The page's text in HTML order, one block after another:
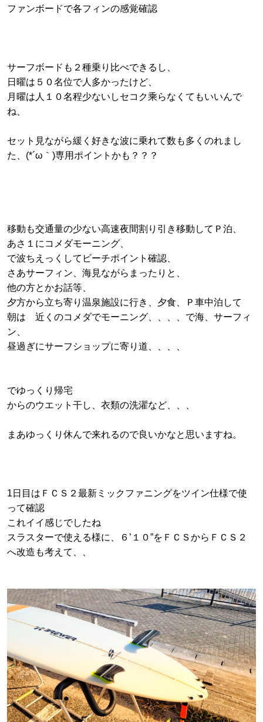
ファンボードで各フィンの感覚確認
サーフボードも２種乗り比べできるし、
日曜は５０名位で人多かったけど、
月曜は人１０名程少ないしセコク乘らなくてもいいんで
ね、
セット見ながら緩く好きな波に乗れて数も多くのれまし
た、(*´ω｀)専用ポイントかも？？？
移動も交通量の少ない高速夜間割り引き移動してＰ泊、
あさ１にコメダモーニング、
で波ちえっくしてビーチポイント確認、
さあサーフィン、海見ながらまったりと、
他の方とかお話等、
夕方から立ち寄り温泉施設に行き、夕食、Ｐ車中泊して
朝は 近くのコメダでモーニング、、、、で海、サーフィ
ン、
昼過ぎにサーフショップに寄り道、、、、
でゆっくり帰宅
からのウエット干し、衣類の洗濯など、、、
まあゆっくり休んで来れるので良いかなと思いますね。
1日目はＦＣＳ２最新ミックファニングをツイン仕様で使
って確認
これイイ感じでしたね
スラスターで使える様に、６’１０”をＦＣＳからＦＣＳ２
へ改造も考えて、、